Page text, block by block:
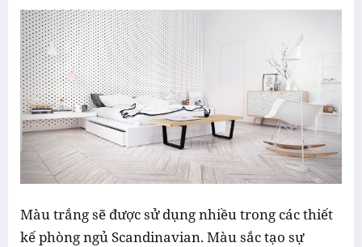
Màu trắng sẽ được sử dụng nhiều trong các thiết
kế phòng ngủ Scandinavian. Màu sắc tạo sự